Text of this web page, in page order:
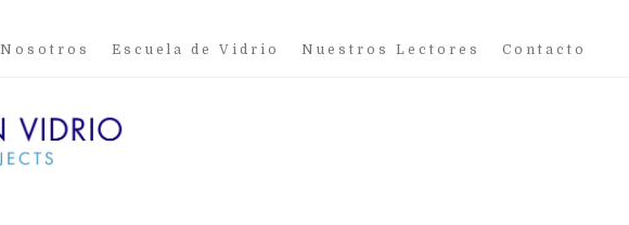
Nosotros Escuela de Vidrio Nuestros Lectores Contacto